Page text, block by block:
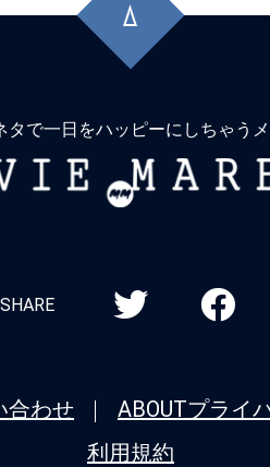
頭
に
タで一日をハッピーにしちゃう
SHARE
合わせ ABOUTプライ
利用規約